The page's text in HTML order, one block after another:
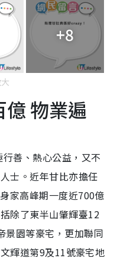
+8
物業遍
善、熱心公益，又不
士。近年甘比亦擔任
家高峰期一度近700億
除了東半山肇輝臺12
景園等豪宅，更加聯同
輝道第9及11號豪宅地